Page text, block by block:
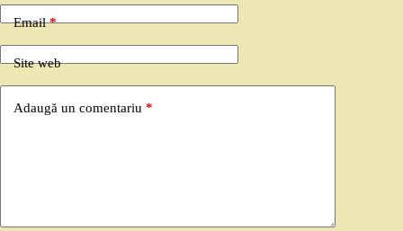
Email*
Site web
Adaugă un comentariu *